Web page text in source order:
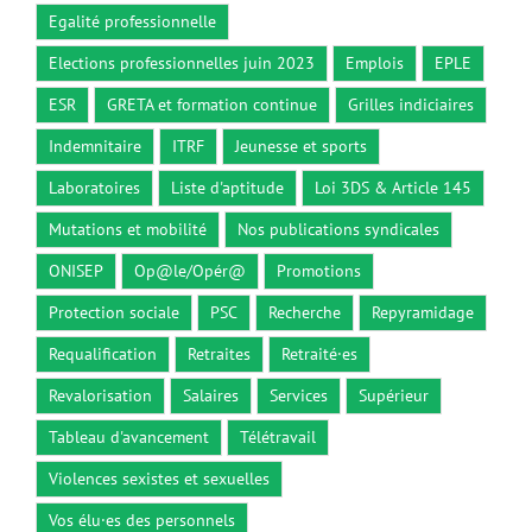
Egalité professionnelle
Elections professionnelles juin 2023
Emplois
EPLE
ESR
GRETA et formation continue
Grilles indiciaires
Indemnitaire
ITRF
Jeunesse et sports
Laboratoires
Liste d'aptitude
Loi 3DS & Article 145
Mutations et mobilité
Nos publications syndicales
ONISEP
Op@le/Opér@
Promotions
Protection sociale
PSC Recherche
Repyramidage
Requalification
Retraites
Retraité·es
Revalorisation
Salaires Services
Supérieur
Tableau d'avancement
Télétravail
Violences sexistes et sexuelles
Vos élu·es des personnels